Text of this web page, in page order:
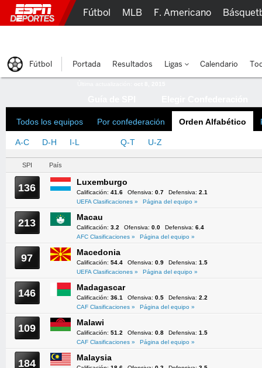
Todos los equipos Por confederación Orden Alfabético
A-C D-H I-L Q-T U-Z
SPI País
136 Luxemburgo
Calificación: 41.6 Ofensiva: 0.7 Defensiva: 2.1
UEFA Clasificaciones »
Página del equipo »
213 Macau
Calificación: 3.2 Ofensiva: 0.0 Defensiva: 6.4
AFC Clasificaciones »
Página del equipo »
97 Macedonia
Calificación: 54.4 Ofensiva: 0.9 Defensiva: 1.5
UEFA Clasificaciones »
Página del equipo »
146 Madagascar
Calificación: 36.1 Ofensiva: 0.5 Defensiva: 2.2
CAF Clasificaciones »
Página del equipo »
109 Malawi
Calificación: 51.2 Ofensiva: 0.8 Defensiva: 1.5
CAF Clasificaciones »
Página del equipo »
184 Malaysia
Fútbol MLB F. Americano
Fútbol Portada Resultados Ligas Calendario